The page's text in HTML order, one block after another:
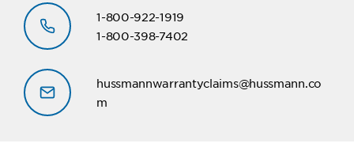
1-800-922-1919
1-800-398-7402
hussmannwarrantyclaims@hussmann.co
m